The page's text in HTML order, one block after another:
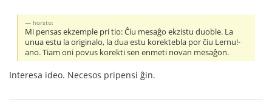
horsto:
Mi pensas ekzemple pri tio: Ĉiu mesaĝo ekzistu duoble. La
unua estu la originalo, la dua estu korektebla por ĉiu Lernu!-
ano. Tiam oni povus korekti sen enmeti novan mesaĝon.
Interesa ideo. Necesos pripensi ĝin.